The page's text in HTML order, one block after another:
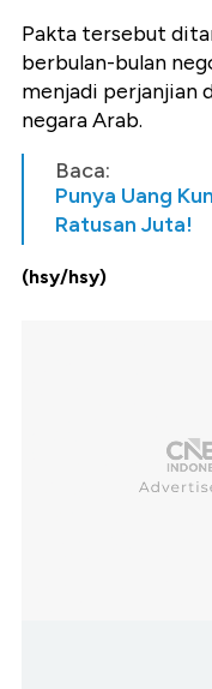
Pakta tersebut
berbulan-bulan
menjadi perjanjian
negara Arab.
Baca:
Punya Uang
Ratusan Juta!
(hsy/hsy)